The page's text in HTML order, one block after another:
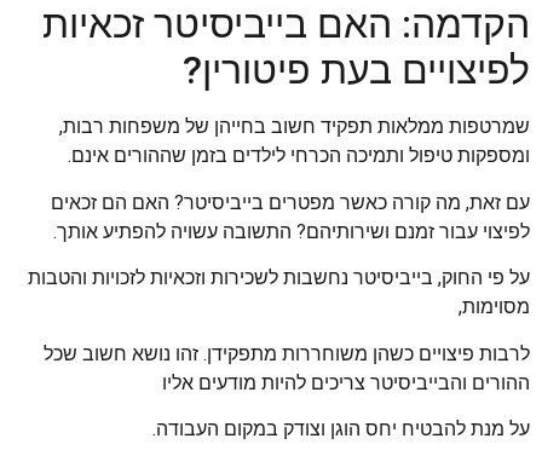
הקדמה: האם בייביסיטר זכאיות
לפיצויים בעת פיטורין?
שמרטפות ממלאות תפקיד חשוב בחייהן של משפחות רבות,
ומספקות טיפול ותמיכה הכרחי לילדים בזמן שההורים אינם.
עם זאת, מה קורה כאשר מפטרים בייביסיטר? האם הם זכאים
לפיצוי עבור זמנם ושירותיהם? התשובה עשויה להפתיע אותך.
על פי החוק, בייביסיטר נחשבות לשכירות וזכאיות לזכויות והטבות
מסוימות,
לרבות פיצויים כשהן משוחררות מתפקידן. זהו נושא חשוב שכל
ההורים והבייביסיטר צריכים להיות מודעים אליו
על מנת להבטיח יחס הוגן וצודק במקום העבודה.